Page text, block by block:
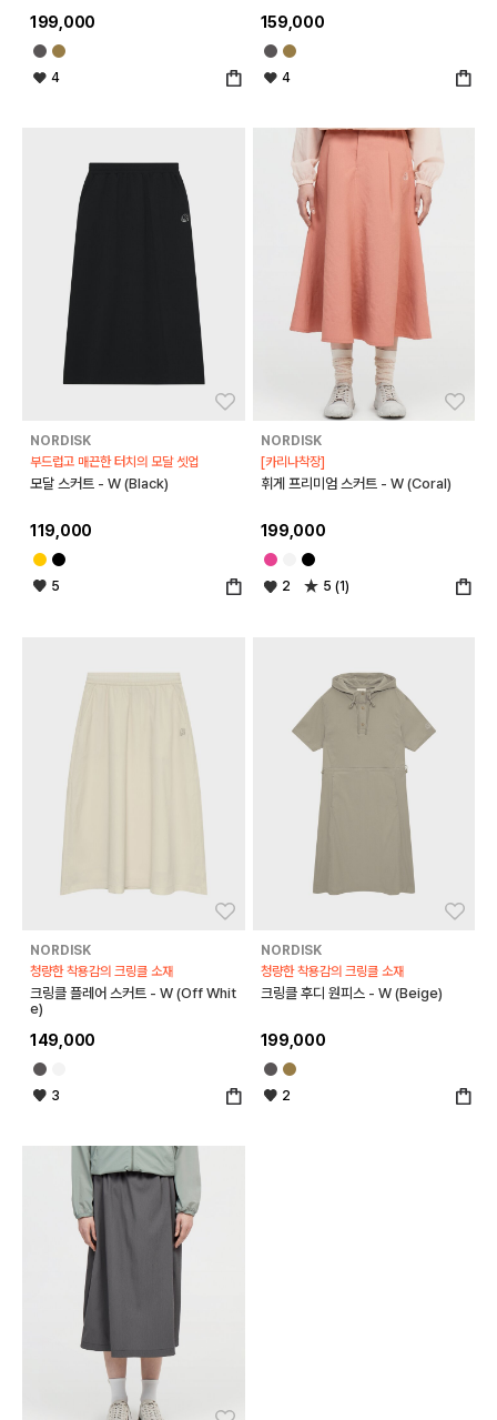
199,000
4
159,000
4
NORDISK
부드럽고 매끈한 터치의 모달 셋업
모달 스커트 - W (Black)
119,000
5
NORDISK
[카리나착장]
휘게 프리미엄 스커트 - W (Coral)
199,000
2 5 (1)
NORDISK
청량한 착용감의 크링클 소재
크링클 플레어 스커트 - W (Off Whit
e)
149,000
3
NORDISK
청량한 착용감의 크링클 소재
크링클 후디 원피스 - W (Beige)
199,000
2